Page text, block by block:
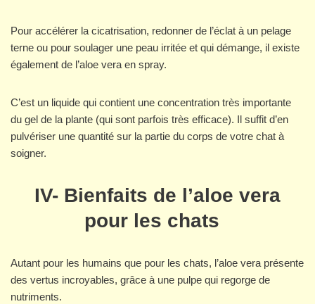
Pour accélérer la cicatrisation, redonner de l’éclat à un pelage
terne ou pour soulager une peau irritée et qui démange, il existe
également de l’aloe vera en spray.
C’est un liquide qui contient une concentration très importante
du gel de la plante (qui sont parfois très efficace). Il suffit d’en
pulvériser une quantité sur la partie du corps de votre chat à
soigner.
IV- Bienfaits de l’aloe vera
pour les chats
Autant pour les humains que pour les chats, l’aloe vera présente
des vertus incroyables, grâce à une pulpe qui regorge de
nutriments.